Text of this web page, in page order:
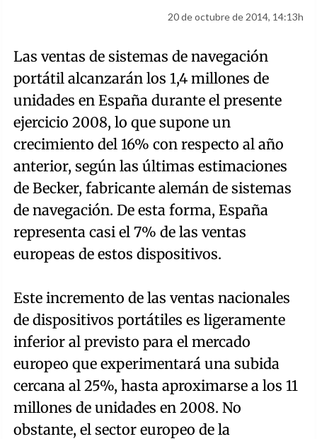
20 de octubre de 2014, 14:13h
Las ventas de sistemas de navegación
portátil alcanzarán los 1,4 millones de
unidades en España durante el presente
ejercicio 2008, lo que supone un
crecimiento del 16% con respecto al año
anterior, según las últimas estimaciones
de Becker, fabricante alemán de sistemas
de navegación. De esta forma, España
representa casi el 7% de las ventas
europeas de estos dispositivos.
Este incremento de las ventas nacionales
de dispositivos portátiles es ligeramente
inferior al previsto para el mercado
europeo que experimentará una subida
cercana al 25%, hasta aproximarse a los 11
millones de unidades en 2008. No
obstante, el sector europeo de la